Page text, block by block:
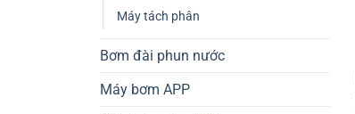
Máy tách phân
Bơm đài phun nước
Máy bơm APP